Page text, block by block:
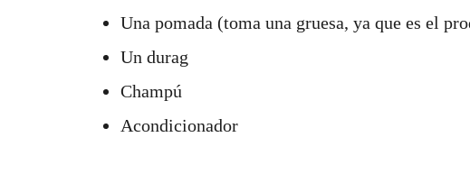
Una pomada (toma una gruesa, ya que es el
Un durag
Champú
Acondicionador